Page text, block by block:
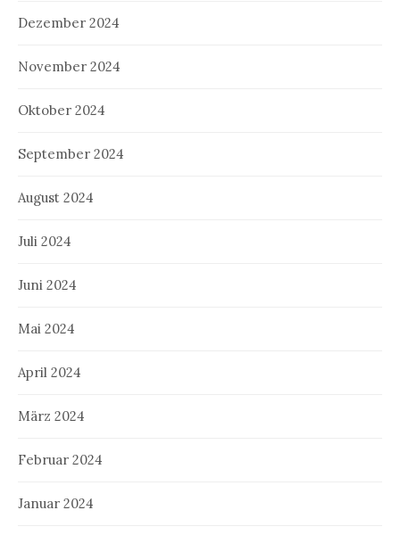
Dezember 2024
November 2024
Oktober 2024
September 2024
August 2024
Juli 2024
Juni 2024
Mai 2024
April 2024
März 2024
Februar 2024
Januar 2024